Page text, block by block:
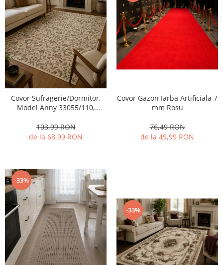
Covor Sufragerie/Dormitor,
Model Anny 33055/110,
103,99 RON
de la 68,99 RON
Covor Gazon Iarba Artificiala 7
mm Rosu
76,49 RON
de la 49,99 RON
-33%
-33%